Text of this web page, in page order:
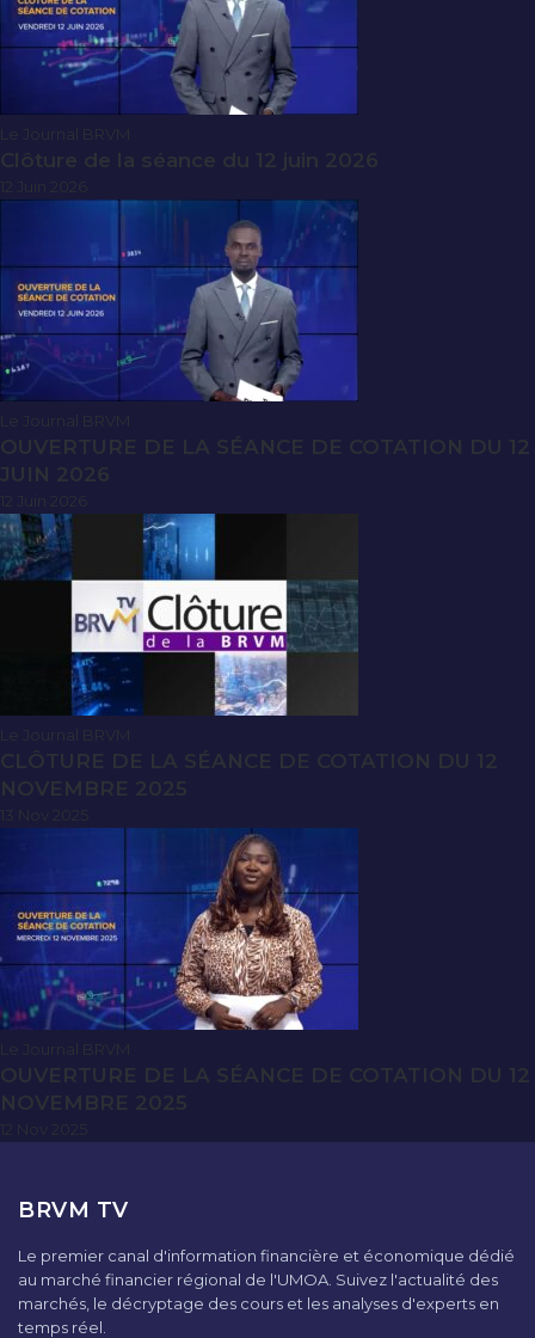
Le Journal BRVM
Clôture de la séance du 12 juin 2026
Le Journal BRVM
OUVERTURE DE LA SÉANCE DE COTATION DU 12
JUIN 2026
Le Journal BRVM
CLÔTURE DE LA SÉANCE DE COTATION DU 12
NOVEMBRE 2025
Le Journal BRVM
OUVERTURE DE LA SÉANCE DE COTATION DU 12
NOVEMBRE 2025
BRVM TV
Le premier canal d'information financière et économique dédié
au marché financier régional de l'UMOA. Suivez l'actualité des
marchés, le décryptage des cours et les analyses d'experts en
temps réel.